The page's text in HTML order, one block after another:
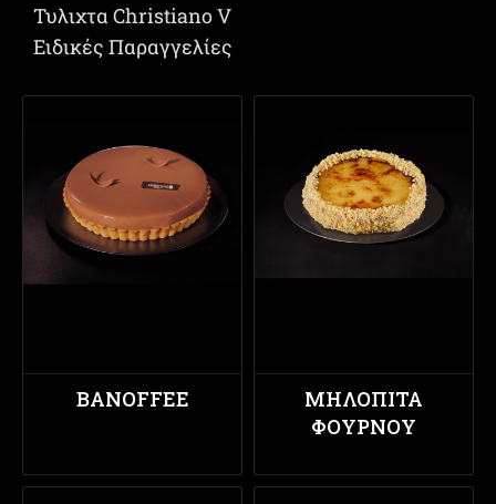
Τυλιχτα Christiano V
Ειδικές Παραγγελίες
BANOFFEE
ΜΗΛΌΠΙΤΑ
ΦΟΎΡΝΟΥ